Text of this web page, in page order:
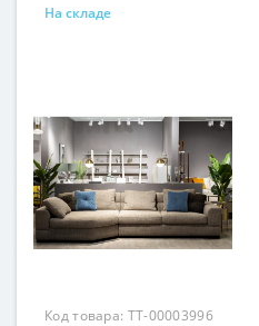
На складе
Код товара: TT-00003996